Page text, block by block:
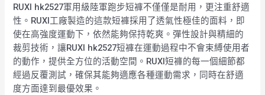
RUXI hk2527軍用級陸軍跑步短褲不僅僅是耐用，更注重舒適
性。RUXI工廠製造的這款短褲採用了透氣性極佳的面料，即
使在高強度運動下，依然能夠保持乾爽。彈性設計與精細的
裁剪技術，讓RUXI hk2527短褲在運動過程中不會束縛使用者
的動作，提供全方位的活動空間。RUXI短褲的每一個細節都
經過反覆測試，確保其能夠適應各種運動需求，同時在舒適
度方面達到最優效果。